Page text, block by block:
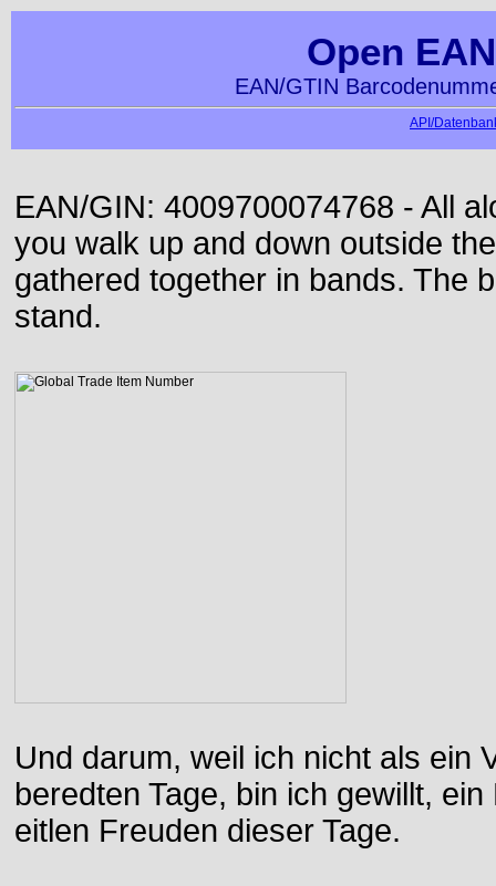
Open
EAN/GTIN
API/
EAN/GIN: 4009700074768 - All
you walk up and down outside
gathered together in bands. The
stand.
Und darum, weil ich nicht als ein
beredten Tage, bin ich gewillt,
eitlen Freuden dieser Tage.